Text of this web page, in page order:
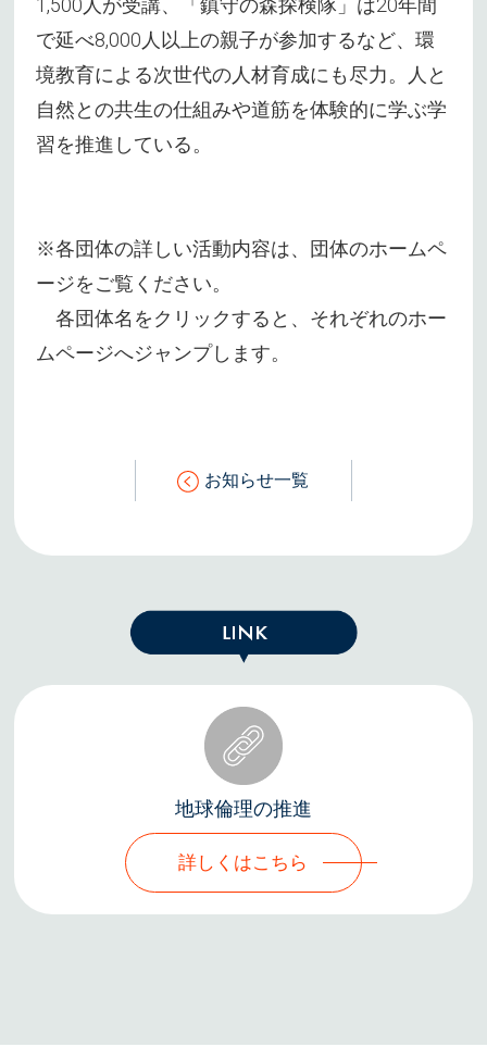
1,500人が受講、「鎮守の森探検隊」は20年間
で延べ8,000人以上の親子が参加するなど、環
境教育による次世代の人材育成にも尽力。人と
自然との共生の仕組みや道筋を体験的に学ぶ学
習を推進している。
※各団体の詳しい活動内容は、団体のホームペ
ージをご覧ください。
各団体名をクリックすると、それぞれのホー
ムページへジャンプします。
お知らせ一覧
地球倫理の推進
詳しくはこちら